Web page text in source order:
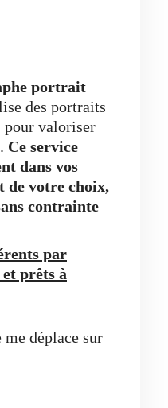
portrait
des portraits
pour valoriser
Ce service
dans vos
de votre choix,
contrainte
par
prêts à
déplace sur